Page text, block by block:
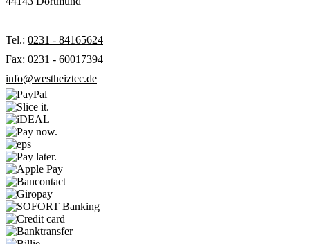
Tel.: 0231 - 84165624
Fax: 0231 - 60017394
info@westheiztec.de